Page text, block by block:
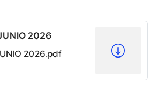
2026
2026.pdf